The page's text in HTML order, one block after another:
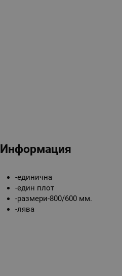
Информация
-единична
-един плот
-размери-800/600 мм.
-лява